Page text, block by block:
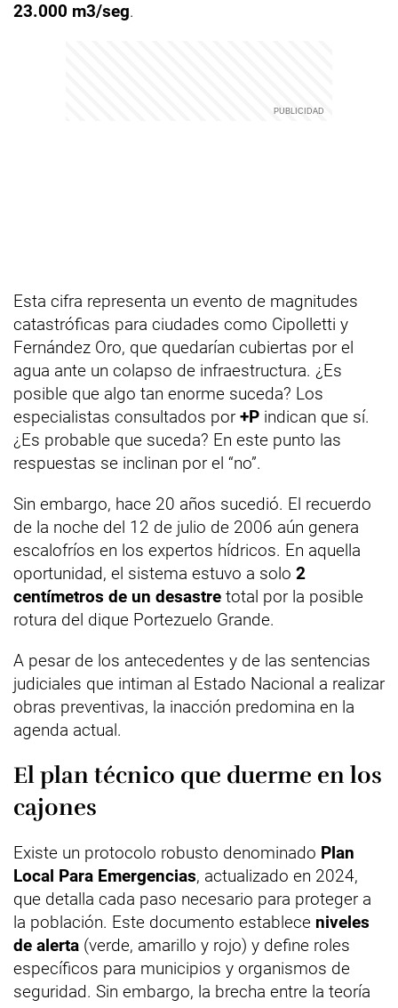
23.000 m3/seg.
Esta cifra representa un evento de magnitudes
catastróficas para ciudades como Cipolletti y
Fernández Oro, que quedarían cubiertas por el
agua ante un colapso de infraestructura. ¿Es
posible que algo tan enorme suceda? Los
especialistas consultados por +P indican que sí.
¿Es probable que suceda? En este punto las
respuestas se inclinan por el “no”.
Sin embargo, hace 20 años sucedió. El recuerdo
de la noche del 12 de julio de 2006 aún genera
escalofríos en los expertos hídricos. En aquella
oportunidad, el sistema estuvo a solo 2
centímetros de un desastre total por la posible
rotura del dique Portezuelo Grande.
A pesar de los antecedentes y de las sentencias
judiciales que intiman al Estado Nacional a realizar
obras preventivas, la inacción predomina en la
agenda actual.
El plan técnico que duerme en los
cajones
Existe un protocolo robusto denominado Plan
Local Para Emergencias, actualizado en 2024,
que detalla cada paso necesario para proteger a
la población. Este documento establece niveles
de alerta (verde, amarillo y rojo) y define roles
específicos para municipios y organismos de
seguridad. Sin embargo, la brecha entre la teoría